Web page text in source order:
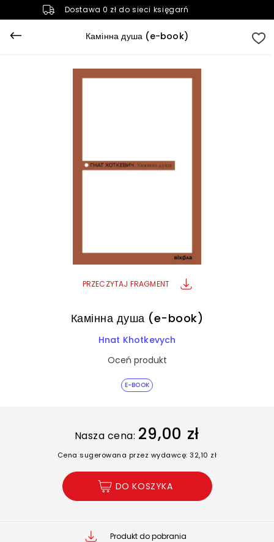
Dostawa 0 zł do sieci księgarń
Камінна душа (e-book)
PRZECZYTAJ FRAGMENT
E-BOOK
Камінна душа (e-book)
Hnat Khotkevych
Oceń produkt
Nasza cena: 29,00 zł
Cena sugerowana przez wydawcę: 32,10 zł
DO KOSZYKA
Produkt do pobrania